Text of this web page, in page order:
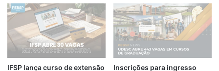
IFSP lança curso de extensão
Inscrições para ingresso